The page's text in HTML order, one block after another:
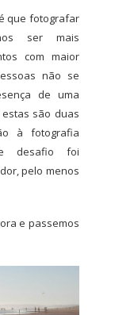
que fotografar
ser mais
com maior
não se
de uma
estas são duas
à fotografia
desafio foi
pelo menos
e passemos